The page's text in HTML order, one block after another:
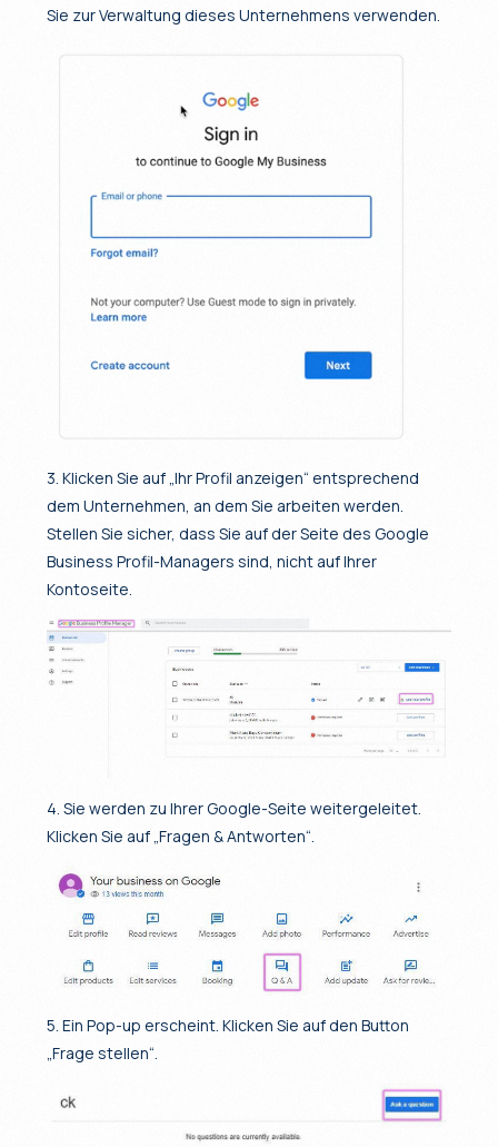
Sie zur Verwaltung dieses Unternehmens verwenden.
3. Klicken Sie auf „Ihr Profil anzeigen“ entsprechend
dem Unternehmen, an dem Sie arbeiten werden.
Stellen Sie sicher, dass Sie auf der Seite des Google
Business Profil-Managers sind, nicht auf Ihrer
Kontoseite.
4. Sie werden zu Ihrer Google-Seite weitergeleitet.
Klicken Sie auf „Fragen & Antworten“.
5. Ein Pop-up erscheint. Klicken Sie auf den Button
„Frage stellen“.